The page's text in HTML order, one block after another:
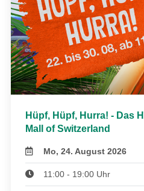
Hüpf, Hüpf, Hurra! - Das
Mall of Switzerland
Mo, 24. August 2026
11:00 - 19:00 Uhr